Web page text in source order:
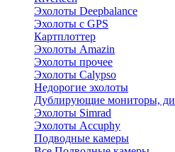
Эхолоты Deepbalance
Эхолоты с GPS
Картплоттер
Эхолоты Amazin
Эхолоты прочее
Эхолоты Calypso
Недорогие эхолоты
Дублирующие мониторы,
Эхолоты Simrad
Эхолоты Accuphy
Подводные камеры